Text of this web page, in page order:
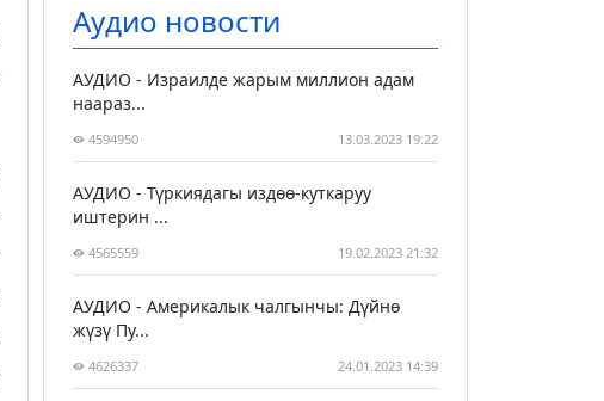
Аудио новости
АУДИО - Израилде жарым миллион адам
наараз...
4594950 13.03.2023 19:22
АУДИО - Түркиядагы издөө-куткаруу
иштерин ...
4565559 19.02.2023 21:32
АУДИО - Америкалык чалгынчы: Дүйнө
жүзү Пу...
4626337 24.01.2023 14:39